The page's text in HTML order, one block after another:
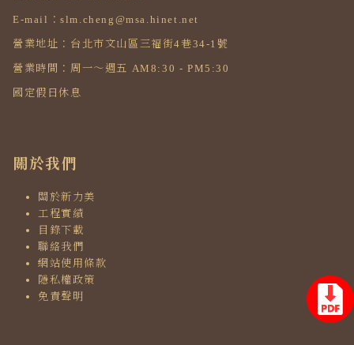
E-mail：slm.cheng@msa.hinet.net
營業地址：台北市文山區三福街4巷34-1號
營業時間：周一～週五 AM8:30 - PM5:30
國定假日休息
關於我們
關於新力美
工程實績
目錄下載
聯絡我們
網站使用條款
隱私權政策
免責聲明